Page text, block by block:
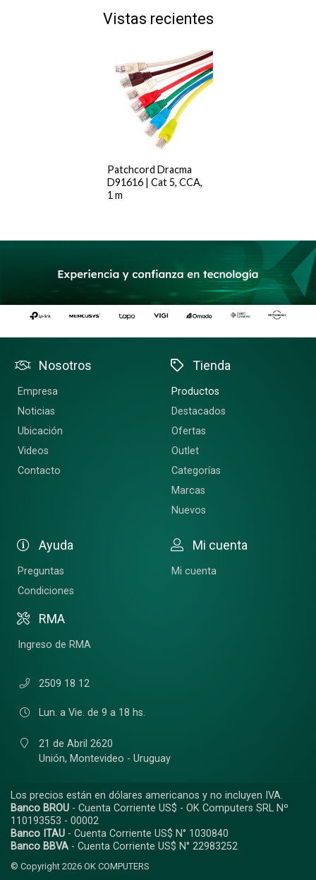
Vistas recientes
Patchcord Dracma
D91616 | Cat 5, CCA,
1 m
Nosotros
Empresa
Noticias
Ubicación
Videos
Contacto
Tienda
Productos
Destacados
Ofertas
Outlet
Categorías
Marcas
Nuevos
Ayuda
Preguntas
Condiciones
RMA
Ingreso de RMA
Mi cuenta
Mi cuenta
2509 18 12
Lun. a Vie. de 9 a 18 hs.
21 de Abril 2620
Unión, Montevideo - Uruguay
Los precios están en dólares americanos y no incluyen IVA.
Banco BROU - Cuenta Corriente US$ - OK Computers SRL Nº
110193553 - 00002
Banco ITAU - Cuenta Corriente US$ N° 1030840
Banco BBVA - Cuenta Corriente US$ N° 22983252
© Copyright 2026 OK COMPUTERS